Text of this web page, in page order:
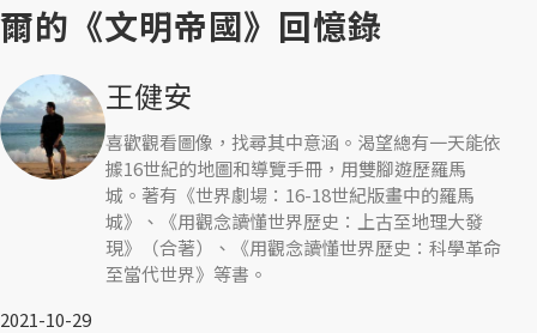
爾的《文明帝國》回憶錄
王健安
喜歡觀看圖像，找尋其中意涵。渴望總有一天能依
據16世紀的地圖和導覽手冊，用雙腳遊歷羅馬
城。著有《世界劇場：16-18世紀版畫中的羅馬
城》、《用觀念讀懂世界歷史：上古至地理大發
現》（合著）、《用觀念讀懂世界歷史：科學革命
至當代世界》等書。
2021-10-29